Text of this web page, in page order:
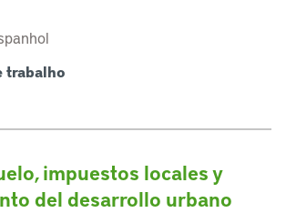
trabalho
impuestos locales y
del desarrollo urbano